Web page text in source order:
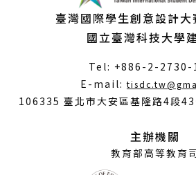
臺灣國際學生創意設計大
國立臺灣科技大學
Tel: +886-2-2730-
E-mail:
106335 臺北市大安區基隆路4段
主辦機關
教育部高等教育